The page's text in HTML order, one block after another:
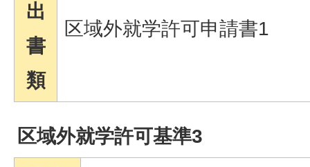
出
書
類
区域外就学許可申請書1
区域外就学許可基準3